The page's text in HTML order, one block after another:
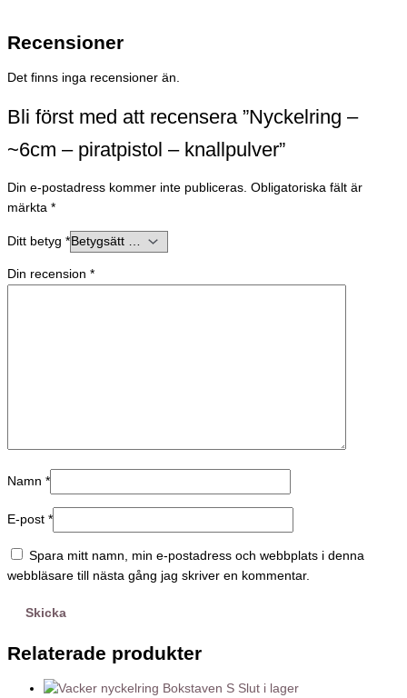
Recensioner
Det finns inga recensioner än.
Bli först med att recensera ”Nyckelring –
~6cm – piratpistol – knallpulver”
Din e-postadress kommer inte publiceras. Obligatoriska fält är
märkta *
Ditt betyg *
Din recension *
Namn *
E-post *
Spara mitt namn, min e-postadress och webbplats i denna
webbläsare till nästa gång jag skriver en kommentar.
Relaterade produkter
Slut i lager